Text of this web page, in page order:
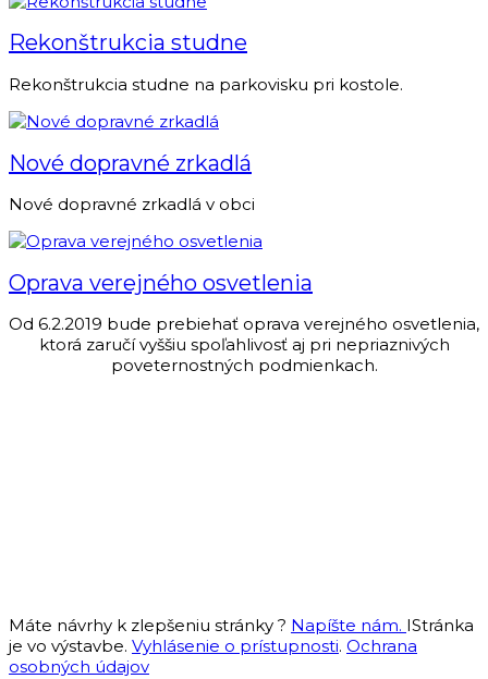
Rekonštrukcia studne
Rekonštrukcia studne na parkovisku pri kostole.
Nové dopravné zrkadlá
Nové dopravné zrkadlá v obci
Oprava verejného osvetlenia
Od 6.2.2019 bude prebiehať oprava verejného osvetlenia,
ktorá zaručí vyššiu spoľahlivosť aj pri nepriaznivých
poveternostných podmienkach.
Máte návrhy k zlepšeniu stránky ? Napíšte nám. IStránka
je vo výstavbe. Vyhlásenie o prístupnosti. Ochrana
osobných údajov